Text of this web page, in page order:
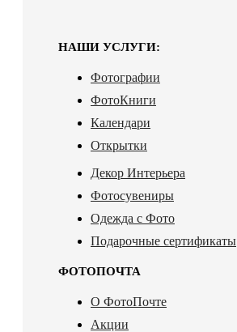
НАШИ УСЛУГИ:
Фотографии
ФотоКниги
Календари
Открытки
Декор Интерьера
Фотосувениры
Одежда с Фото
Подарочные сертификаты
ФОТОПОЧТА
О ФотоПочте
Акции